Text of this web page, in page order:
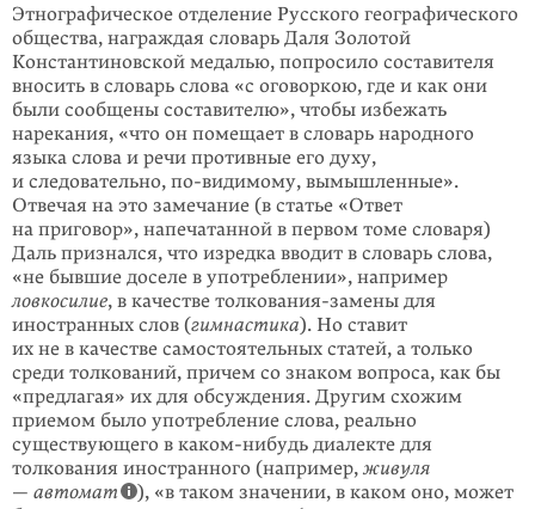
Этнографическое отделение Русского географического
общества, награждая словарь Даля Золотой
Константиновской медалью, попросило составителя
вносить в словарь слова «с оговоркою, где и как они
были сообщены соста­вителю», чтобы избежать
нарекания, «что он помещает в словарь народного
языка слова и речи противные его духу,
и следовательно, по-видимому, вымышленные».
Отвечая на это замечание (в статье «Ответ
на приговор», напечатанной в первом томе словаря)
Даль признался, что изредка вводит в словарь слова,
«не бывшие доселе в употреблении», например
ловкосилие, в качестве толкования-замены для
иностранных слов (гимнастика). Но ставит
их не в качестве самостоятельных статей, а только
среди толкований, причем со знаком вопроса, как бы
«предлагая» их для обсуждения. Другим схожим
приемом было употребление слова, реально
существующего в каком-нибудь диалекте для
толкования иностранного (например, живуля
— автомат
), «в таком значении, в каком оно, может